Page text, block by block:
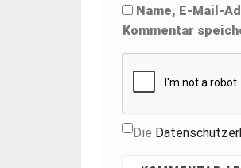
Name, E-Mail-
Kommentar
Die